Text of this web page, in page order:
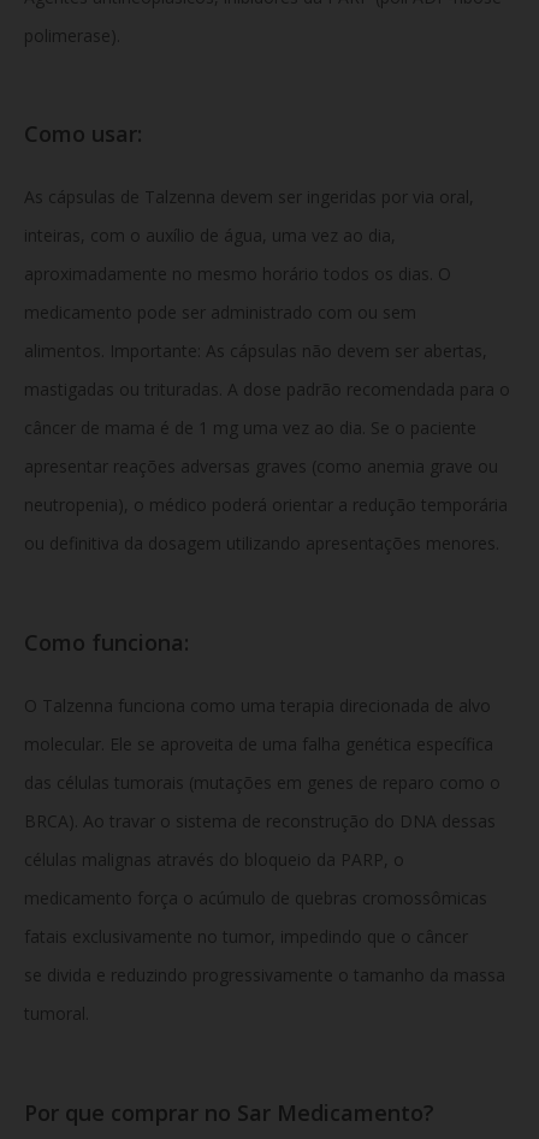
polimerase).
Como usar:
As cápsulas de Talzenna devem ser ingeridas por via oral,
inteiras, com o auxílio de água, uma vez ao dia,
aproximadamente no mesmo horário todos os dias. O
medicamento pode ser administrado com ou sem
alimentos. Importante: As cápsulas não devem ser abertas,
mastigadas ou trituradas. A dose padrão recomendada para o
câncer de mama é de 1 mg uma vez ao dia. Se o paciente
apresentar reações adversas graves (como anemia grave ou
neutropenia), o médico poderá orientar a redução temporária
ou definitiva da dosagem utilizando apresentações menores.
Como funciona:
O Talzenna funciona como uma terapia direcionada de alvo
molecular. Ele se aproveita de uma falha genética específica
das células tumorais (mutações em genes de reparo como o
BRCA). Ao travar o sistema de reconstrução do DNA dessas
células malignas através do bloqueio da PARP, o
medicamento força o acúmulo de quebras cromossômicas
fatais exclusivamente no tumor, impedindo que o câncer
se divida e reduzindo progressivamente o tamanho da massa
tumoral.
Por que comprar no Sar Medicamento?